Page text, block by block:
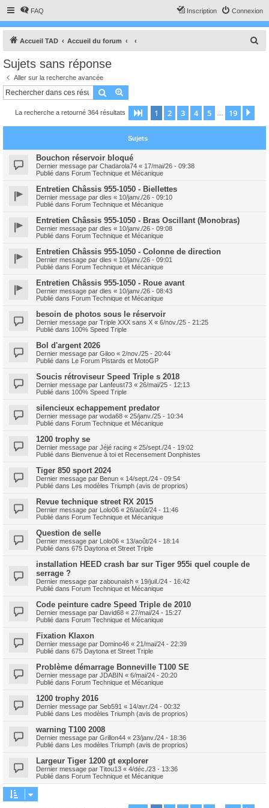
FAQ Connexion
Inscription
Accueil TAD Accueil du forum
c
Sujets sans réponse
Aller sur la recherche avancée
Rechercher
La recherche a retourné 364 résultats Page 1sur19
1 2 3 4 5 19
Sujets
Bouchon réservoir bloqué
Dernier message par Chadarola74 « 17/mai/26 - 09:38
Publié dans Forum Technique et Mécanique
Entretien Châssis 955-1050 - Biellettes
Dernier message par dles « 10/janv./26 - 09:10
Publié dans Forum Technique et Mécanique
Entretien Châssis 955-1050 - Bras Oscillant (Monobras)
Dernier message par dles « 10/janv./26 - 09:08
Publié dans Forum Technique et Mécanique
Entretien Châssis 955-1050 - Colonne de direction
Dernier message par dles « 10/janv./26 - 09:01
Publié dans Forum Technique et Mécanique
Entretien Châssis 955-1050 - Roue avant
Dernier message par dles « 10/janv./26 - 08:43
Publié dans Forum Technique et Mécanique
besoin de photos sous le réservoir
Dernier message par Triple XXX sans X « 6/nov./25 - 21:25
Publié dans 100% Speed Triple
Bol d'argent 2026
Dernier message par Giloo « 2/nov./25 - 20:44
Publié dans Le Forum Pistards et MotoGP
Soucis rétroviseur Speed Triple s 2018
Dernier message par Lanfeust73 « 26/mai/25 - 12:13
Publié dans 100% Speed Triple
silencieux echappement predator
Dernier message par woda68 « 25/janv./25 - 10:34
Publié dans Forum Technique et Mécanique
1200 trophy se
Dernier message par Jéjé racing « 25/sept./24 - 19:02
Publié dans Bienvenue à toi et Recensement Donphistes
Tiger 850 sport 2024
Dernier message par Benun « 14/sept./24 - 09:54
Publié dans Les modèles Triumph (avis de proprios)
Revue technique street RX 2015
Dernier message par Lolo06 « 26/août/24 - 11:46
Publié dans Forum Technique et Mécanique
Question de selle
Dernier message par Lolo06 « 13/août/24 - 18:14
Publié dans 675 Daytona et Street Triple
installation HEED crash bar sur Tiger 955i quel couple de
serrage ?
Dernier message par zabounaish « 19/juil./24 - 16:42
Publié dans Forum Technique et Mécanique
Code peinture cadre Speed Triple de 2010
Dernier message par David68 « 27/mai/24 - 15:27
Publié dans Forum Technique et Mécanique
Fixation Klaxon
Dernier message par Domino46 « 21/mai/24 - 22:39
Publié dans 675 Daytona et Street Triple
Problème démarrage Bonneville T100 SE
Dernier message par JDABIN « 6/mai/24 - 20:20
Publié dans Forum Technique et Mécanique
1200 trophy 2016
Dernier message par Seb591 « 14/avr./24 - 00:32
Publié dans Les modèles Triumph (avis de proprios)
warning T100 2008
Dernier message par Grillon44 « 23/janv./24 - 18:36
Publié dans Les modèles Triumph (avis de proprios)
Largeur Tiger 1200 gt explorer
Dernier message par Titou13 « 4/déc./23 - 13:36
Publié dans Forum Technique et Mécanique